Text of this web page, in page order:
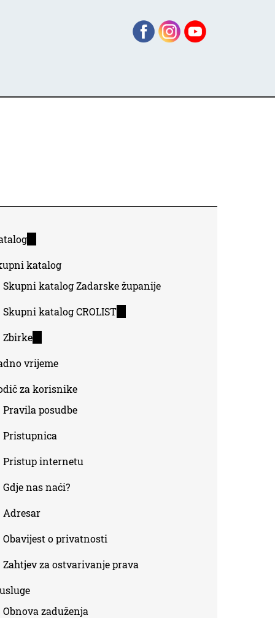
(link
external)
katalog
Skupni katalog Zadarske županije
Skupni katalog CROLIST(link
Zbirke(link
external)
vrijeme
za korisnike
Pravila posudbe
Pristupnica
Pristup internetu
Gdje nas naći?
Adresar
Obavijest o privatnosti
Zahtjev za ostvarivanje prava
Obnova zaduženja